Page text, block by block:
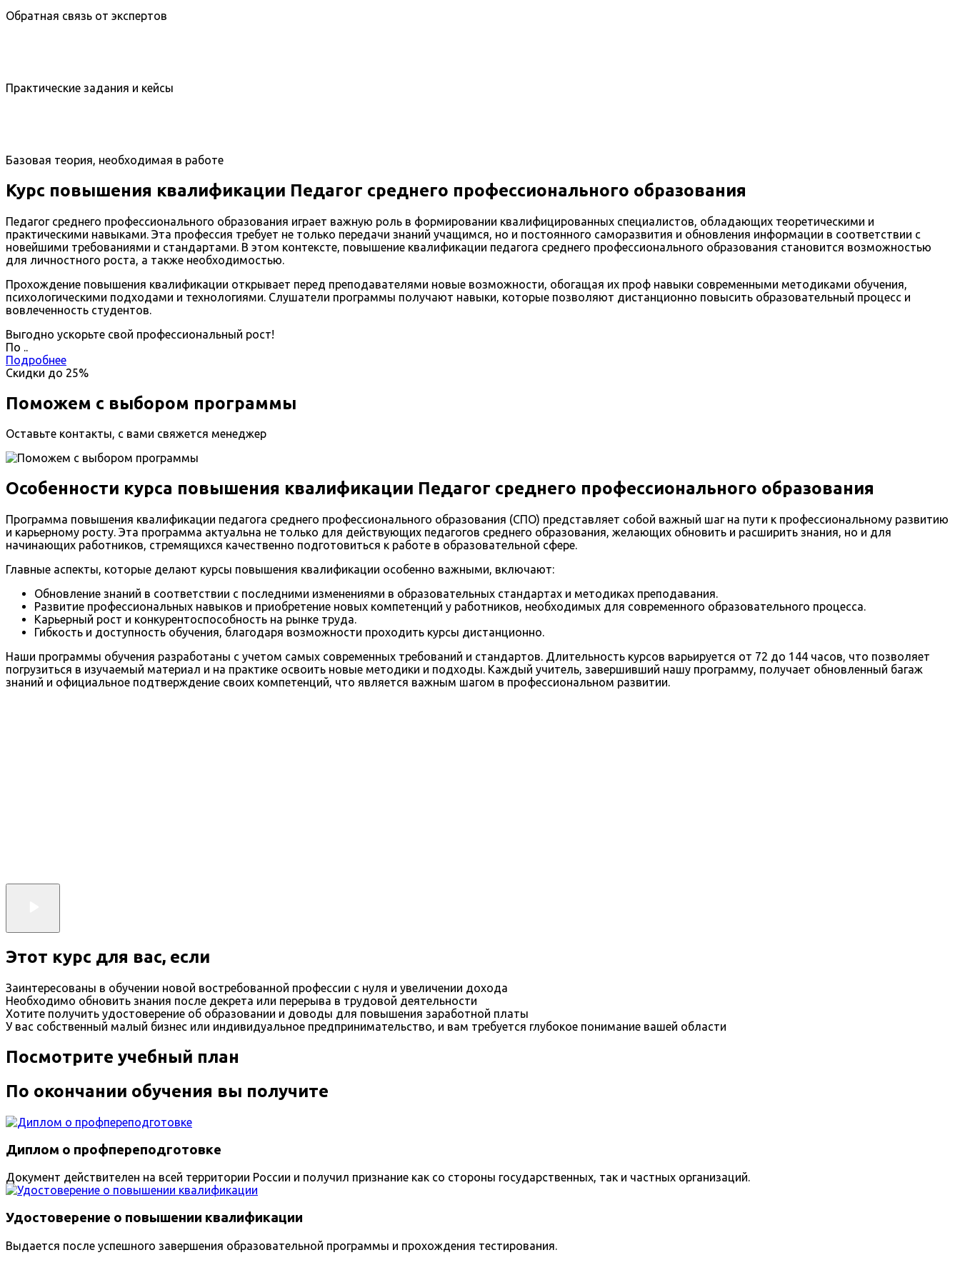
Обратная связь от экспертов
Практические задания и кейсы
Базовая теория, необходимая в работе
Курс повышения квалификации Педагог среднего профессионального образования
Педагог среднего профессионального образования играет важную роль в формировании квалифицированных специалистов, обладающих теоретическими и
практическими навыками. Эта профессия требует не только передачи знаний учащимся, но и постоянного саморазвития и обновления информации в соответствии с
новейшими требованиями и стандартами. В этом контексте, повышение квалификации педагога среднего профессионального образования становится возможностью
для личностного роста, а также необходимостью.
Прохождение повышения квалификации открывает перед преподавателями новые возможности, обогащая их проф навыки современными методиками обучения,
психологическими подходами и технологиями. Слушатели программы получают навыки, которые позволяют дистанционно повысить образовательный процесс и
вовлеченность студентов.
Выгодно ускорьте свой профессиональный рост!
По ..
Подробнее
Скидки до 25%
Поможем с выбором программы
Оставьте контакты, с вами свяжется менеджер
Особенности курса повышения квалификации Педагог среднего профессионального образования
Программа повышения квалификации педагога среднего профессионального образования (СПО) представляет собой важный шаг на пути к профессиональному развитию
и карьерному росту. Эта программа актуальна не только для действующих педагогов среднего образования, желающих обновить и расширить знания, но и для
начинающих работников, стремящихся качественно подготовиться к работе в образовательной сфере.
Главные аспекты, которые делают курсы повышения квалификации особенно важными, включают:
Обновление знаний в соответствии с последними изменениями в образовательных стандартах и методиках преподавания.
Развитие профессиональных навыков и приобретение новых компетенций у работников, необходимых для современного образовательного процесса.
Карьерный рост и конкурентоспособность на рынке труда.
Гибкость и доступность обучения, благодаря возможности проходить курсы дистанционно.
Наши программы обучения разработаны с учетом самых современных требований и стандартов. Длительность курсов варьируется от 72 до 144 часов, что позволяет
погрузиться в изучаемый материал и на практике освоить новые методики и подходы. Каждый учитель, завершивший нашу программу, получает обновленный багаж
знаний и официальное подтверждение своих компетенций, что является важным шагом в профессиональном развитии.
Этот курс для вас, если
Заинтересованы в обучении новой востребованной профессии с нуля и увеличении дохода
Необходимо обновить знания после декрета или перерыва в трудовой деятельности
Хотите получить удостоверение об образовании и доводы для повышения заработной платы
У вас собственный малый бизнес или индивидуальное предпринимательство, и вам требуется глубокое понимание вашей области
Посмотрите учебный план
По окончании обучения вы получите
Диплом о профпереподготовке
Документ действителен на всей территории России и получил признание как со стороны государственных, так и частных организаций.
Удостоверение о повышении квалификации
Выдается после успешного завершения образовательной программы и прохождения тестирования.